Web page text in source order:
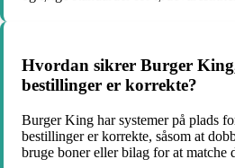
Hvordan sikrer Burger
bestillinger er korrekte?
Burger King har systemer på plads
bestillinger er korrekte, såsom at
bruge boner eller bilag for at matche